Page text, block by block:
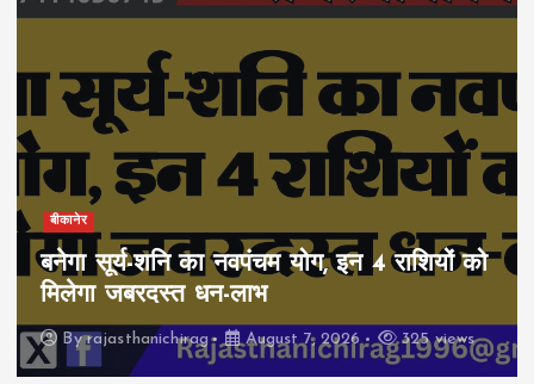
बीकानेर
बनेगा सूर्य-शनि का नवपंचम योग, इन 4 राशियों को
मिलेगा जबरदस्त धन-लाभ
Byrajasthanichirag August 7, 2026 325 views